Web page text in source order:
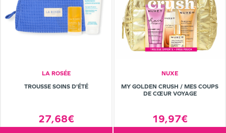
LA ROSÉE
TROUSSE SOINS D'ÉTÉ
27,68€
NUXE
MY GOLDEN CRUSH / MES COUPS
DE CŒUR VOYAGE
19,97€